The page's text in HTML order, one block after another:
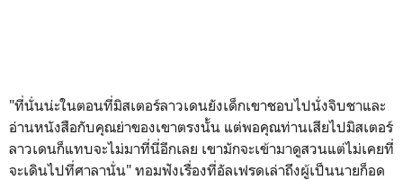
"ที่นั่นน่ะในตอนที่มิสเตอร์ลาวเดนยังเด็กเขาชอบไปนั่งจิบชาและ
อ่านหนังสือกับคุณย่าของเขาตรงนั้น แต่พอคุณท่านเสียไปมิสเตอร์
ลาวเดนก็แทบจะไม่มาที่นี่อีกเลย เขามักจะเข้ามาดูสวนแต่ไม่เคยที่
จะเดินไปที่ศาลานั่น" ทอมฟังเรื่องที่อัลเฟรดเล่าถึงผู้เป็นนายก็อด